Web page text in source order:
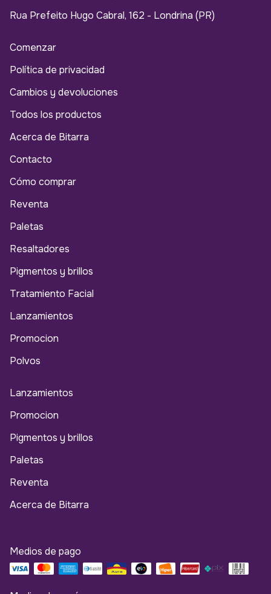
Rua Prefeito Hugo Cabral, 162 - Londrina (PR)
Comenzar
Política de privacidad
Cambios y devoluciones
Todos los productos
Acerca de Bitarra
Contacto
Cómo comprar
Reventa
Paletas
Resaltadores
Pigmentos y brillos
Tratamiento Facial
Lanzamientos
Promocion
Polvos
Lanzamientos
Promocion
Pigmentos y brillos
Paletas
Reventa
Acerca de Bitarra
Medios de pago